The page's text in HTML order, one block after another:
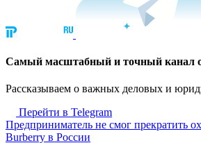
Cамый масштабный и точный канал
Рассказываем о важных деловых и
Перейти в Telegram
Предприниматель не смог прекратить
Burberry в России